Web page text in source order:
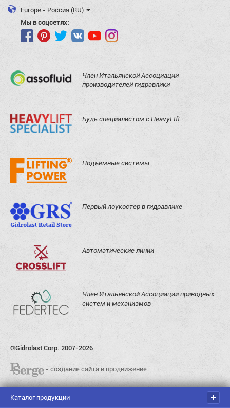
Europe - Россия (RU)
Мы в соцсетях:
Член Итальянской Ассоциации
производителей гидравлики
Будь специалистом с HeavyLIft
Подъемные системы
Первый лоукостер в гидравлике
Автоматические линии
Член Итальянской Ассоциации приводных
систем и механизмов
©Gidrolast Corp. 2007-2026
- создание сайта и продвижение
Каталог продукции